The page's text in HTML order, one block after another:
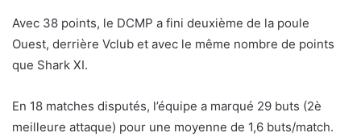
Avec 38 points, le DCMP a fini deuxième de la poule
Ouest, derrière Vclub et avec le même nombre de points
que Shark XI.
En 18 matches disputés, l’équipe a marqué 29 buts (2è
meilleure attaque) pour une moyenne de 1,6 buts/match.